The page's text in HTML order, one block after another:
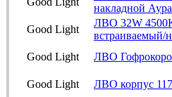
накладной
Good Light
ЛВО 32W
встраиваемый/
Good Light
ЛВО
Good Light ЛВО корпус